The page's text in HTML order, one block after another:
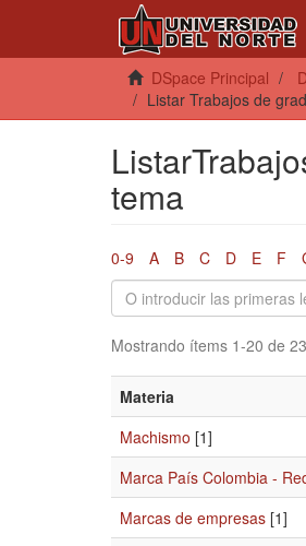
DSpace Principal
Listar Trabajos de
tema
0-9 A B C D E F
Mostrando ítems 1-20 de 23
Materia
Machismo [1]
Marca País Colombia -
Marcas de empresas [1]